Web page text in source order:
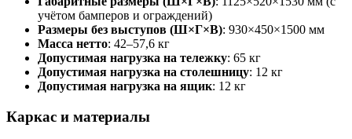
учётом бамперов и ограждений)
Размеры без выступов (Ш×Г×В): 930×450×1500 мм
Масса нетто: 42–57,6 кг
Допустимая нагрузка на тележку: 65 кг
Допустимая нагрузка на столешницу: 12 кг
Допустимая нагрузка на ящик: 12 кг
Каркас и материалы